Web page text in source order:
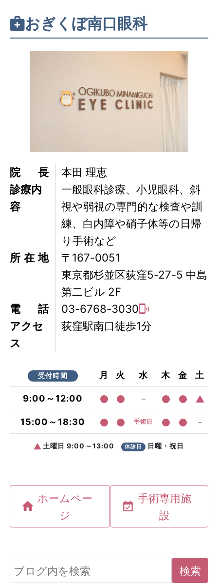
おぎくぼ南口眼科
院長
本田 理恵
診療内
容
一般眼科診療、小児眼科、斜
視や弱視の専門的な検査や訓
練、白内障や硝子体等の日帰
り手術など
所在地
〒167-0051
東京都杉並区荻窪5-27-5 中島
第二ビル 2F
電話
03-6768-3030
アクセ
ス
荻窪駅南口徒歩1分
ホームペー
ジ
手術専用施
設